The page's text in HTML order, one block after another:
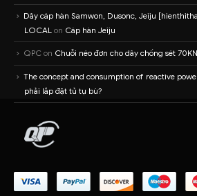
Dây cáp hàn Samwon, Dusonc, Jeiju
LOCAL on Cáp hàn Jeiju
QPC on Chuỗi néo đơn cho dây chống sét 70KN
The concept and consumption of reactive
phải lắp đặt tủ tụ bù?